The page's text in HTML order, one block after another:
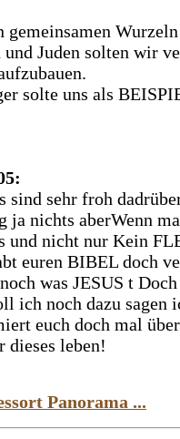
gemeinsamen Wurzeln
Juden solten wir
solte uns als
sind sehr froh
ja nichts aberWenn
und nicht nur Kein
euren BIBEL doch
was JESUS t
ich noch dazu sagen
euch doch mal
dieses leben!
Panorama ...